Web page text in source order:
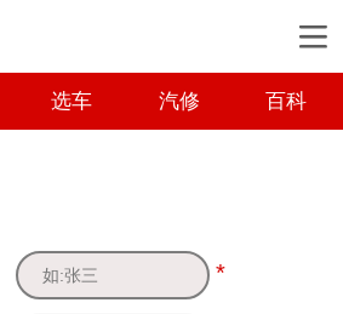
选车 汽修 百科
*